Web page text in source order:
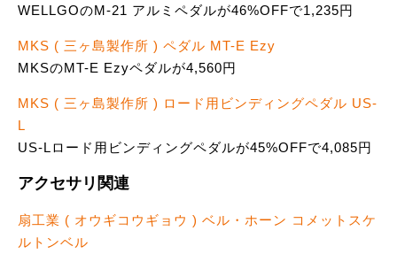
WELLGOのM-21 アルミペダルが46%OFFで1,235円
MKS ( 三ヶ島製作所 ) ペダル MT-E Ezy
MKSのMT-E Ezyペダルが4,560円
MKS ( 三ヶ島製作所 ) ロード用ビンディングペダル US-
L
US-Lロード用ビンディングペダルが45%OFFで4,085円
アクセサリ関連
扇工業 ( オウギコウギョウ ) ベル・ホーン コメットスケ
ルトンベル